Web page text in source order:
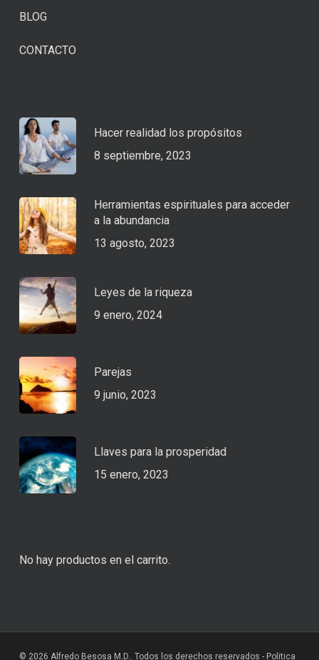
BLOG
CONTACTO
Hacer realidad los propósitos
8 septiembre, 2023
Herramientas espirituales para acceder
a la abundancia
13 agosto, 2023
Leyes de la riqueza
9 enero, 2024
Parejas
9 junio, 2023
Llaves para la prosperidad
15 enero, 2023
No hay productos en el carrito.
© 2026 Alfredo Besosa M.D.. Todos los derechos reservados - Politica